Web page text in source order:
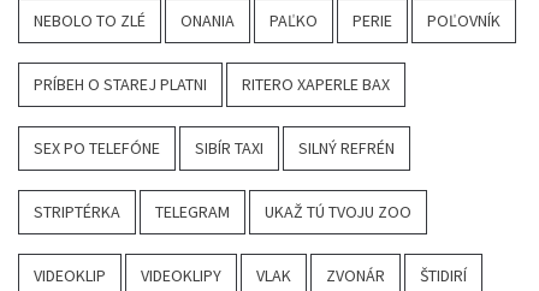
NEBOLO TO ZLÉ ONANIA PAĽKO PERIE POĽOVNÍK
PRÍBEH O STAREJ PLATNI RITERO XAPERLE BAX
SEX PO TELEFÓNE SIBÍR TAXI SILNÝ REFRÉN
STRIPTÉRKA TELEGRAM UKAŽ TÚ TVOJU ZOO
VIDEOKLIP VIDEOKLIPY VLAK ZVONÁR ŠTIDIRÍ